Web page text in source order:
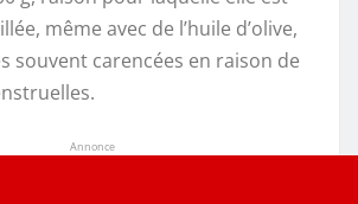
même avec de l’huile d’olive,
souvent carencées en raison de
Annonce